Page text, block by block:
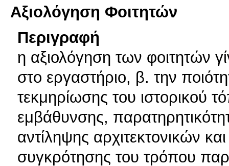
Αξιολόγηση Φοιτητών
Περιγραφή
η αξιολόγηση των φοιτητών
στο εργαστήριο, β. την
τεκμηρίωσης του ιστορικού
εμβάθυνσης,
αντίληψης αρχιτεκτονικών
συγκρότησης του τρόπου